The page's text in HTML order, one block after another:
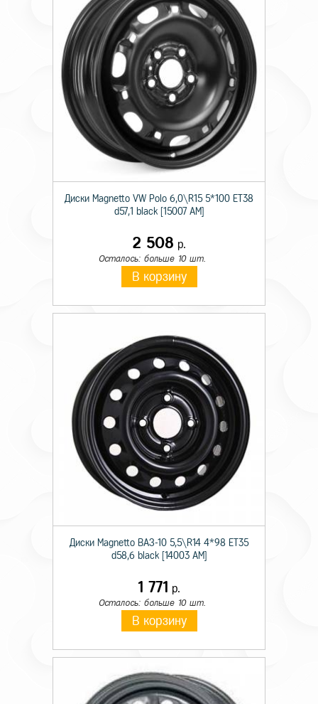
Диски Magnetto VW Polo 6,0\R15 5*100 ET38
d57,1 black [15007 AM]
2 508 р.
Осталось: больше 10 шт.
В корзину
Диски Magnetto ВАЗ-10 5,5\R14 4*98 ET35
d58,6 black [14003 AM]
1 771 р.
Осталось: больше 10 шт.
В корзину